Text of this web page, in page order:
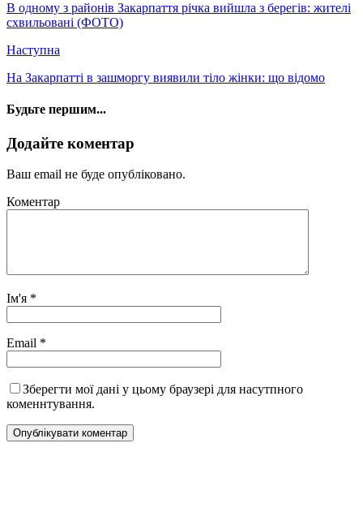
В одному з районів Закарпаття річка вийшла з берегів: жителі
схвильовані (ФОТО)
Наступна
На Закарпатті в зашморгу виявили тіло жінки: що відомо
Будьте першим...
Додайте коментар
Ваш email не буде опубліковано.
Коментар
Ім'я *
Email *
Зберегти мої дані у цьому браузері для насутпного
коменнтування.